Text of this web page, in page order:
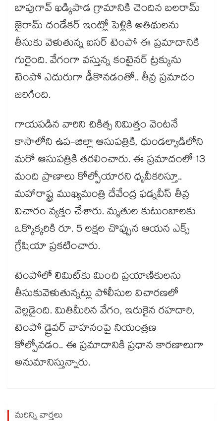
బాపుగావ్ ఖడ్కిపాడ గ్రామానికి చెందిన బలరామ్
జైరామ్ దండేకర్ ఇంట్లో పెళ్లికి అతిథులను
తీసుకు వెళుతున్న ఐసర్ టెంపో ఈ ప్రమాదానికి
గురైంది. వేగంగా వస్తున్న కంటైనర్ ట్రక్కును
టెంపో ఎదురుగా ఢీకొనడంతో.. తీవ్ర ప్రమాదం
జరిగింది.
గాయపడిన వారిని చికిత్స నిమిత్తం వెంటనే
కాసాలోని ఉప-జిల్లా ఆసుపత్రికి, ధుండల్వాడిలోని
మరో ఆసుపత్రికి తరలించారు. ఈ ప్రమాదంలో 13
మంది ప్రాణాలు కోల్పోయారని ధృవీకరిస్తూ..
మహారాష్ట్ర ముఖ్యమంత్రి దేవేంద్ర ఫడ్నవీస్ తీవ్ర
విచారం వ్యక్తం చేశారు. మృతుల కుటుంబాలకు
ఒక్కొక్కరికి రూ. 5 లక్షల చొప్పున ఆయన ఎక్స్
గ్రేషియా ప్రకటించారు.
టెంపోలో లిమిట్⁬కు మించి ప్రయాణికులను
తీసుకువెళుతున్నట్లు పోలీసుల విచారణలో
వెల్లడైంది. మితిమీరిన వేగం, ఇరుకైన రహదారి,
టెంపో డ్రైవర్ వాహనంపై నియంత్రణ
కోల్పోవడం.. ఈ ప్రమాదానికి ప్రధాన కారణాలుగా
అనుమానిస్తున్నారు.
మరిన్ని వార్తలు